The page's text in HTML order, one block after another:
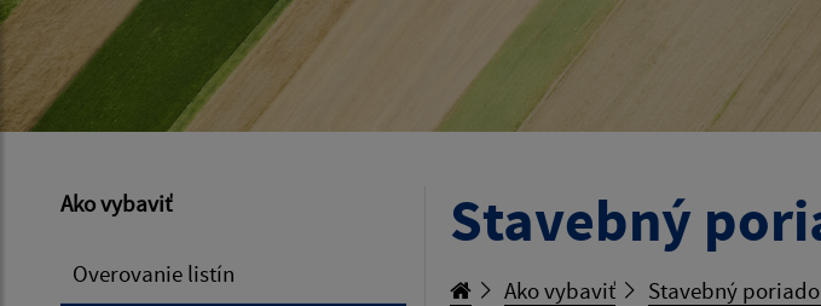
Ako vybaviť
Overovanie listín
Stavebný
Ako vybaviť Stavebný